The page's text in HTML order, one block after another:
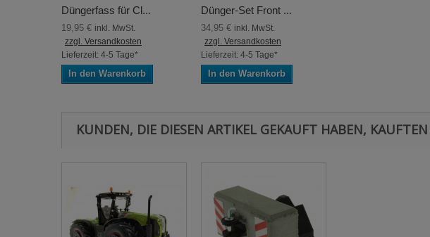
Düngerfass für Cl...
19,95 € inkl. MwSt.
zzgl. Versandkosten
Lieferzeit: 4-5 Tage*
In den Warenkorb
Dünger-Set Front ...
34,95 € inkl. MwSt.
zzgl. Versandkosten
Lieferzeit: 4-5 Tage*
In den Warenkorb
KUNDEN, DIE DIESEN ARTIKEL GEKAUFT HABEN,